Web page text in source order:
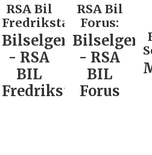
RSA Bil
Fredrikstad:
Bilselger
- RSA
BIL
Fredrikstad
RSA Bil
Forus:
Bilselger
- RSA
BIL
Forus